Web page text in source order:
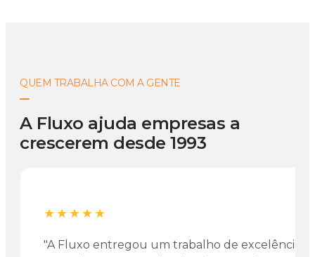
QUEM TRABALHA COM A GENTE
A Fluxo ajuda empresas a
crescerem desde 1993
★★★★★
"A Fluxo entregou um trabalho de excelência